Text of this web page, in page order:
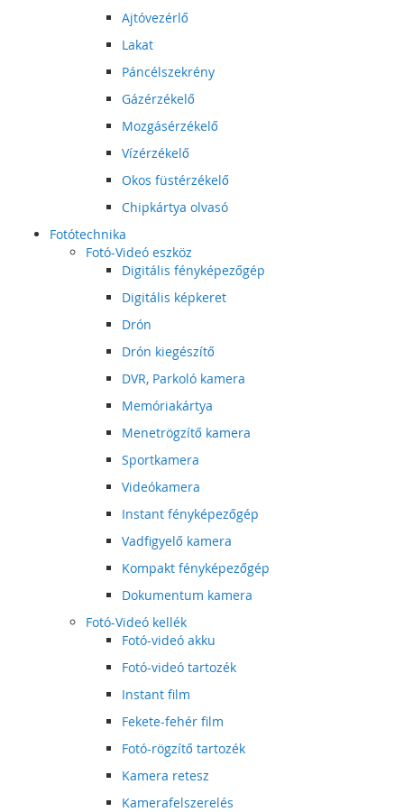
Ajtóvezérlő
Lakat
Páncélszekrény
Gázérzékelő
Mozgásérzékelő
Vízérzékelő
Okos füstérzékelő
Chipkártya olvasó
Fotótechnika
Fotó-Videó eszköz
Digitális fényképezőgép
Digitális képkeret
Drón
Drón kiegészítő
DVR, Parkoló kamera
Memóriakártya
Menetrögzítő kamera
Sportkamera
Videókamera
Instant fényképezőgép
Vadfigyelő kamera
Kompakt fényképezőgép
Dokumentum kamera
Fotó-Videó kellék
Fotó-videó akku
Fotó-videó tartozék
Instant film
Fekete-fehér film
Fotó-rögzítő tartozék
Kamera retesz
Kamerafelszerelés